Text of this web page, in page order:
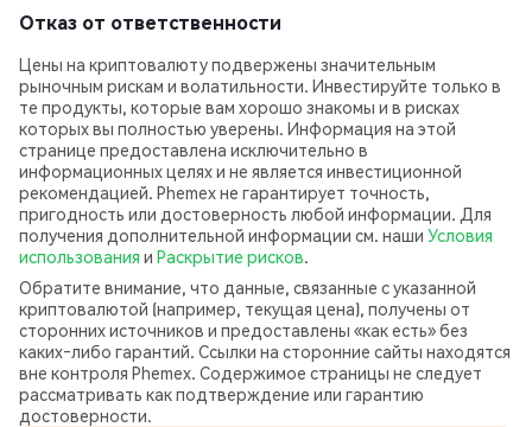
Отказ от ответственности
Цены на криптовалюту подвержены значительным
рыночным рискам и волатильности. Инвестируйте только в
те продукты, которые вам хорошо знакомы и в рисках
которых вы полностью уверены. Информация на этой
странице предоставлена исключительно в
информационных целях и не является инвестиционной
рекомендацией. Phemex не гарантирует точность,
пригодность или достоверность любой информации. Для
получения дополнительной информации см. наши Условия
использования и Раскрытие рисков.
Обратите внимание, что данные, связанные с указанной
криптовалютой (например, текущая цена), получены от
сторонних источников и предоставлены «как есть» без
каких‑либо гарантий. Ссылки на сторонние сайты находятся
вне контроля Phemex. Содержимое страницы не следует
рассматривать как подтверждение или гарантию
достоверности.